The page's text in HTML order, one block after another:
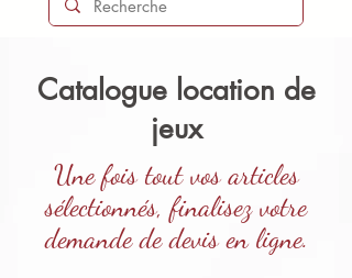
Catalogue location de
jeux
Une fois tout vos articles
sélectionnés, finalisez votre
demande de devis en ligne.